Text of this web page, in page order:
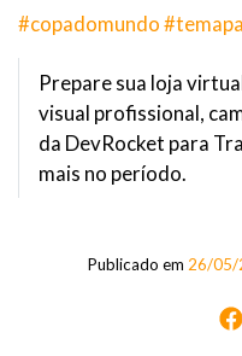
#copadomundo
Prepare sua loja
visual profissional,
da DevRocket para
mais no período.
Publicado em 26/05/